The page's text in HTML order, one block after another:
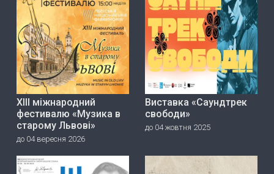
ХІІІ міжнародний
фестивалю «Музика в
старому Львові»
до 04 вересня 2026
Виставка «Саундтрек
свободи»
до 04 жовтня 2025